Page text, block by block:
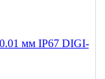
мм IP67 DIGI-